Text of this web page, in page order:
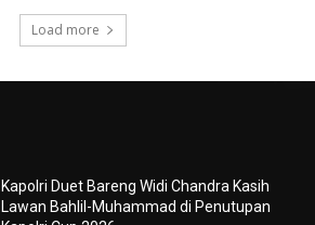
Load more
Kapolri Duet Bareng Widi Chandra Kasih
Lawan Bahlil-Muhammad di Penutupan